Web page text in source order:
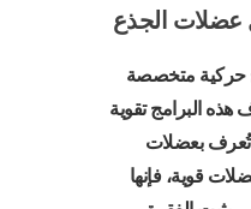
عضلات الجذع
حركية متخصصة
البرامج تقوية
تُعرف بعضلات
قوية، فإنها